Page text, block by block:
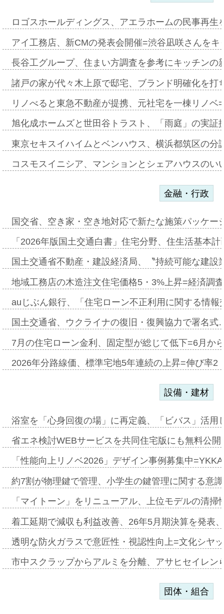
ロゴスホールディングス、アエラホームの民事再
アイ工務店、新CMの発表会開催=渋谷凪咲さんを
長谷工グループ、住まい方調査を参考にキッチン
諸戸の家が代々木上原で邸宅、ブランド明確化を
リノべると東急不動産が提携、元社宅を一棟リノ
旭化成ホームズと世田谷トラスト、「雨庭」の実
東京セキスイハイムとベンハウス、横浜都筑区の
コスモスイニシア、マンションとシェアハウスの
金融・行政
国交省、空き家・空き地対応で新たな施策パッケ
「2026年版国土交通白書」住宅分野、住生活基本
国土交通省不動産・建設経済局、〝持続可能な建
地域工務店の木造注文住宅価格5・3%上昇=経済調
auじぶん銀行、「住宅ローン不正利用に関する情
国土交通省、ウクライナの復旧・復興協力で署名
7月の住宅ローン金利、固定型が総じて低下=6月か
2026年分路線価、標準宅地5年連続の上昇=伸び率
設備・建材
浴室を「心身回復の場」に再定義、「ビバス」活
省エネ検討WEBサービスを共同住宅版にも無料公
「性能向上リノベ2026」デザイン事例募集中
約7割が物理鍵で管理、小学生の鍵管理に関する意
「マイトーン」をリニューアル、上位モデルの清
着工延期で減収も利益改善、26年5月期決算を発表
透明な防火ガラスで意匠性・視認性向上=文化シヤ
市中スクラップからアルミを分離、アサヒセイレ
団体・組合